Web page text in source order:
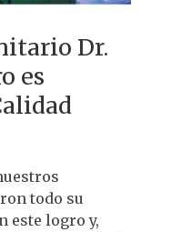
Dr.
es
todo su
este logro y,